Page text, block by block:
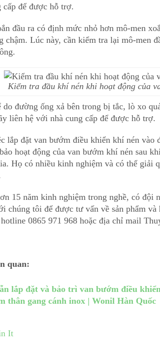
cấp để được hỗ trợ.
đầu ra có định mức nhỏ hơn mô-men
chậm. Lúc này, cần kiểm tra lại mô-men
Kiểm tra đầu khí nén khi hoạt động của
do đường ống xả bên trong bị tắc, lò xo
liên hệ với nhà cung cấp để được hỗ trợ.
lắp đặt van bướm điều khiển khí nén vào
hoạt động của van bướm khí nén sau
Họ có nhiều kinh nghiệm và có thể giải
15 năm kinh nghiệm trong nghề, có đội
chúng tôi để được tư vấn về sản phẩm
0865 971 968 hoặc địa chỉ mail
quan:
lắp đặt và bảo trì van bướm điều
thân gang cánh inox | Wonil Hàn Quốc
It